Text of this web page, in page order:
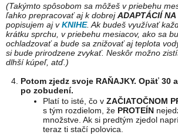
(Takýmto spôsobom sa môžeš v priebehu
ľahko prepracovať aj k dobrejADAPTÁCIÍ
popisujem aj vKNIHE. Ak budeš využívať
krátku sprchu, v priebehu mesiacov, ako sa
ochladzovať a bude sa znižovať aj teplota
si bude prirodzene zvykať. Neskôr možno
dlhší kúpeľ, atď.)
Potom zjedz svoje RAŇAJKY. Opäť 30
po zobudení.
Platí to isté, čo v ZAČIATOČNOM
s tým rozdielom, že PROTEÍN
množstve. Ak si predtým zjedol
teraz ti stačí polovica.